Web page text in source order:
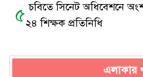
৫ চবিতে সিনেট অধিবেশনে
২৪ শিক্ষক প্রতিনিধি
এলাকার